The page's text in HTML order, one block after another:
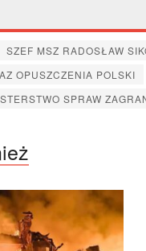
SZEF MSZ RADOSŁAW
OPUSZCZENIA POLSKI
SPRAW